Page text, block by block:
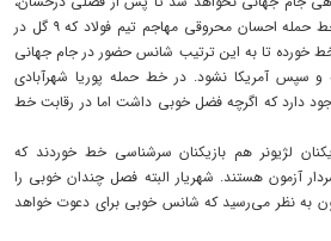
افسوس بزرگ را تجربه کند. در خط حمله احسان محروقی مهاجم تیم فولاد که ۹ گل در
خورده تا به این ترتیب شانس حضور در جام جهانی
و سپس آمریکا نشود. در خط حمله پوریا شهرآبادی
دارد که اگرچه فضل خوبی داشت اما در رقابت خط
لژیونر هم بازیکنان سرشناسی خط خوردند که
آزمون هستند. شهریار البته فصل چندان خوبی را
به نظر می‌رسید که شانس خوبی برای دعوت خواهد